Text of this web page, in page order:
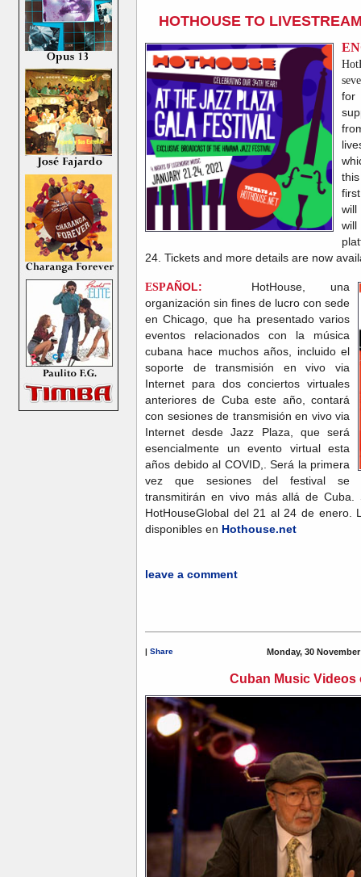
HOTHOUSE TO
for
will
24. Tickets and more details are now
ESPAÑOL: HotHouse, una
organización sin fines de lucro con sede
en Chicago, que ha presentado varios
eventos relacionados con la música
cubana hace muchos años, incluido el
soporte de transmisión en vivo via
Internet para dos conciertos virtuales
anteriores de Cuba este año, contará
con sesiones de transmisión en vivo via
Internet desde Jazz Plaza, que será
esencialmente un evento virtual esta
años debido al COVID,. Será la primera
vez que sesiones del festival se
transmitirán en vivo más allá de
HotHouseGlobal del 21 al 24 de enero.
disponibles en Hothouse.net
leave a comment
| Share Monday, 30
Cuban Music Videos